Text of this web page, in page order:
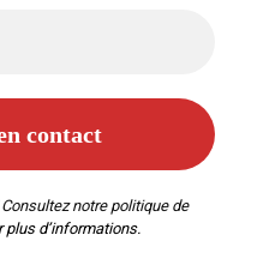
notrepolitique de
d’informations.